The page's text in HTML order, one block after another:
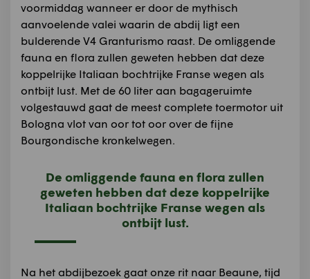
voormiddag wanneer er door de mythisch
aanvoelende valei waarin de abdij ligt een
bulderende V4 Granturismo raast. De omliggende
fauna en flora zullen geweten hebben dat deze
koppelrijke Italiaan bochtrijke Franse wegen als
ontbijt lust. Met de 60 liter aan bagageruimte
volgestauwd gaat de meest complete toermotor uit
Bologna vlot van oor tot oor over de fijne
Bourgondische kronkelwegen.
De omliggende fauna en flora zullen
geweten hebben dat deze koppelrijke
Italiaan bochtrijke Franse wegen als
ontbijt lust.
Na het abdijbezoek gaat onze rit naar Beaune, tijd